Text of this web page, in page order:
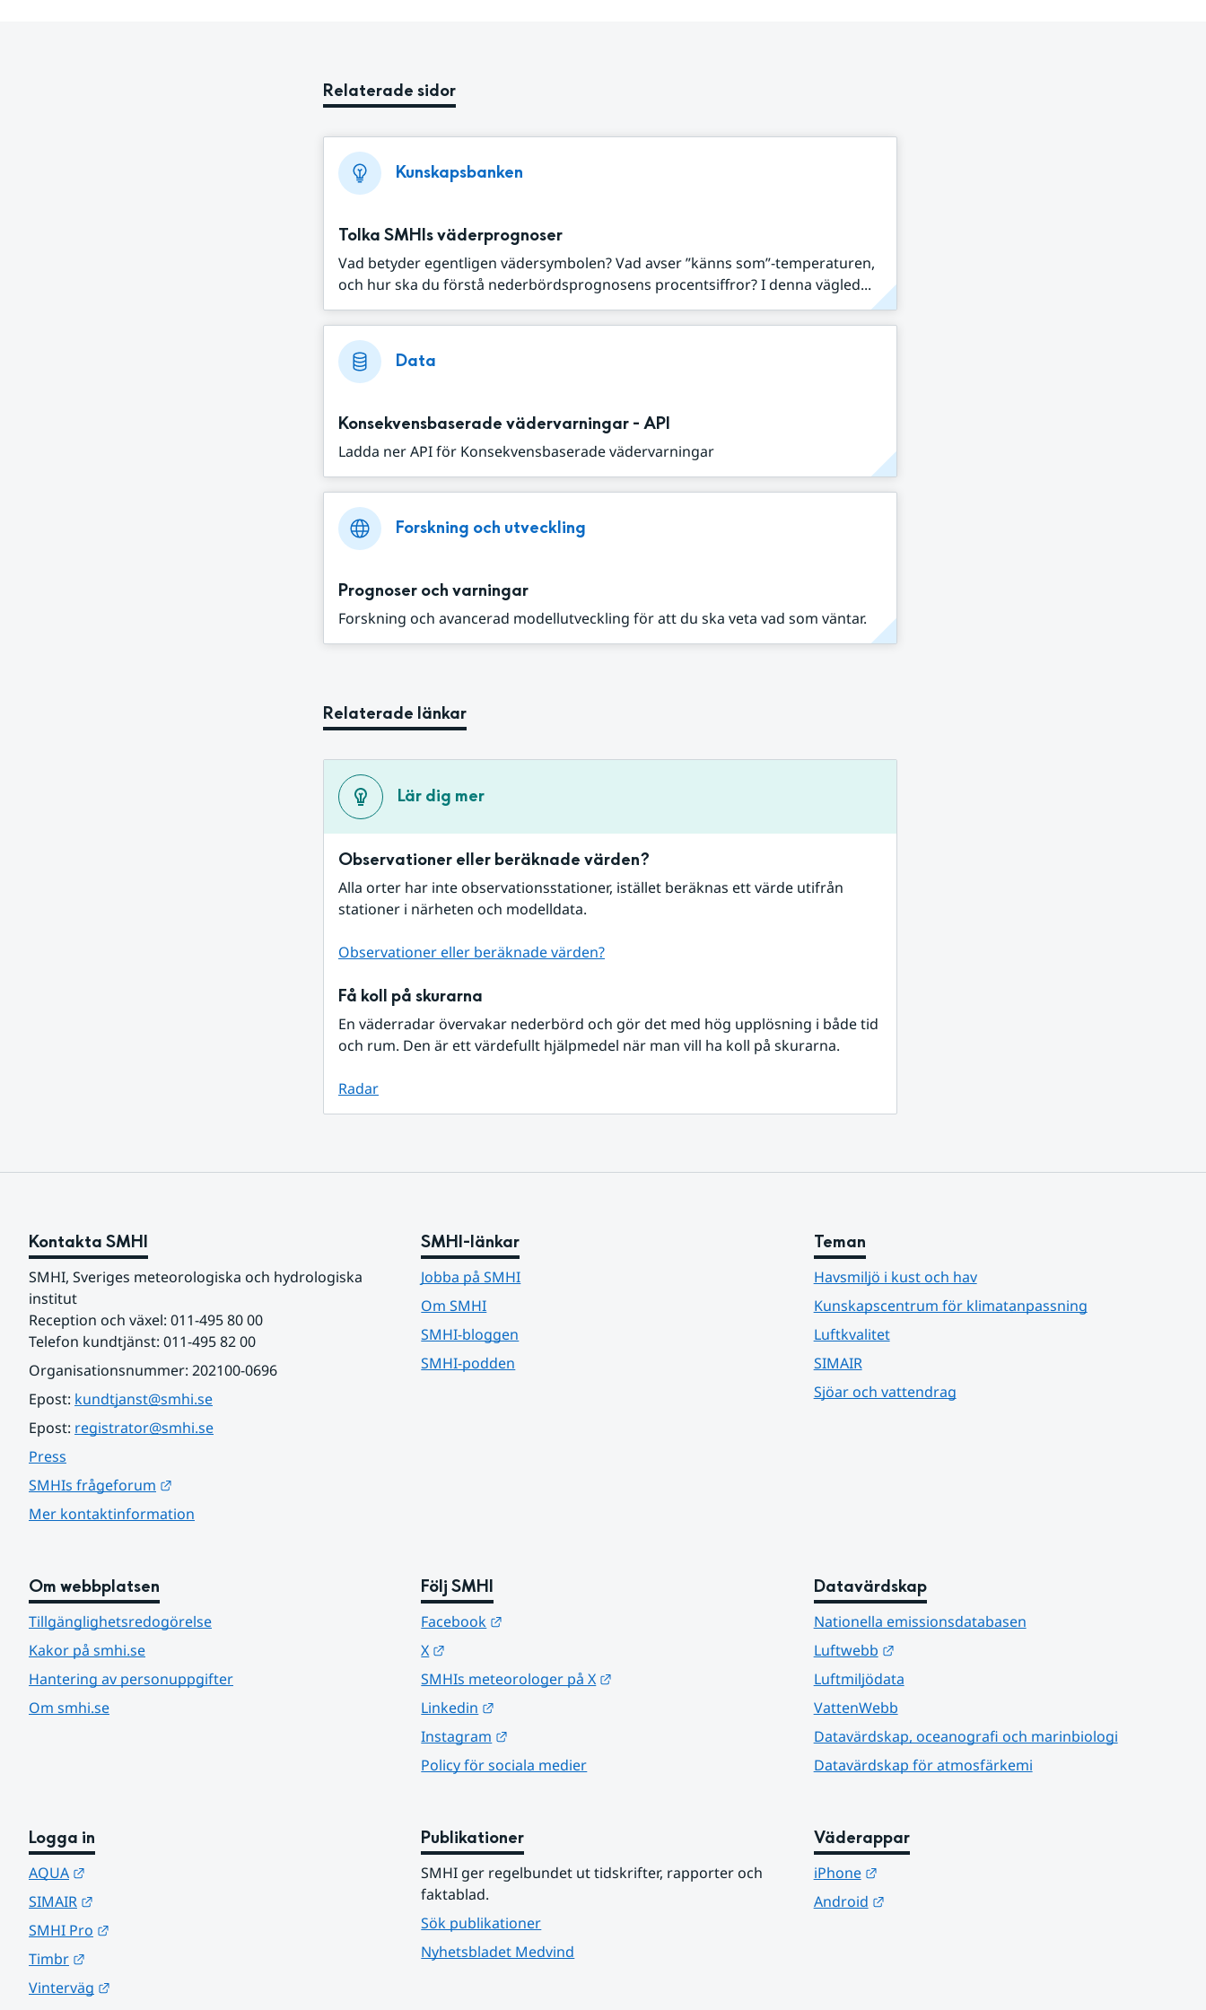
Relaterade sidor
Kunskapsbanken
Tolka SMHIs väderprognoser
Vad betyder egentligen vädersymbolen? Vad avser ”känns som”-temperaturen,
och hur ska du förstå nederbördsprognosens procentsiffror? I denna vägled...
Data
Konsekvensbaserade vädervarningar - API
Ladda ner API för Konsekvensbaserade vädervarningar
Forskning och utveckling
Prognoser och varningar
Forskning och avancerad modellutveckling för att du ska veta vad som väntar.
Relaterade länkar
Lär dig mer
Observationer eller beräknade värden?
Alla orter har inte observationsstationer, istället beräknas ett värde utifrån
stationer i närheten och modelldata.
Observationer eller beräknade värden?
Få koll på skurarna
En väderradar övervakar nederbörd och gör det med hög upplösning i både tid
och rum. Den är ett värdefullt hjälpmedel när man vill ha koll på skurarna.
Radar
Kontakta SMHI
SMHI, Sveriges meteorologiska och hydrologiska
institut
Reception och växel: 011-495 80 00
Telefon kundtjänst: 011-495 82 00
Organisationsnummer: 202100-0696
Epost: kundtjanst@smhi.se
Epost: registrator@smhi.se
Press
SMHIs frågeforum
Mer kontaktinformation
SMHI-länkar
Jobba på SMHI
Om SMHI
SMHI-bloggen
SMHI-podden
Teman
Havsmiljö i kust och hav
Kunskapscentrum för klimatanpassning
Luftkvalitet
SIMAIR
Sjöar och vattendrag
Om webbplatsen
Tillgänglighetsredogörelse
Kakor på smhi.se
Hantering av personuppgifter
Om smhi.se
Följ SMHI
Facebook
X
SMHIs meteorologer på X
Linkedin
Instagram
Policy för sociala medier
Datavärdskap
Nationella emissionsdatabasen
Luftwebb
Länk till annan webbplats.
Luftmiljödata
VattenWebb
Datavärdskap, oceanografi och marinbiologi
Datavärdskap för atmosfärkemi
Logga in
AQUA
SIMAIR
SMHI Pro
Timbr
Vinterväg
Publikationer
SMHI ger regelbundet ut tidskrifter, rapporter och
faktablad.
Sök publikationer
Nyhetsbladet Medvind
Väderappar
iPhone
Länk till annan webbplats.
Android
Länk till annan webbplats.